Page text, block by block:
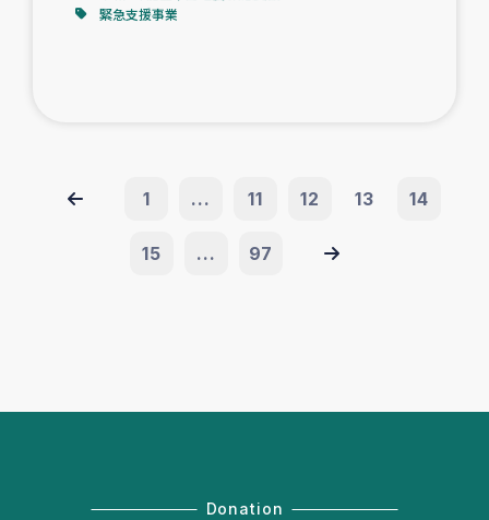
緊急支援事業
1 ... 11 12 13 14
15 ... 97
Donation